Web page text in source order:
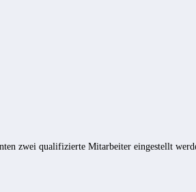
zwei qualifizierte Mitarbeiter eingestellt